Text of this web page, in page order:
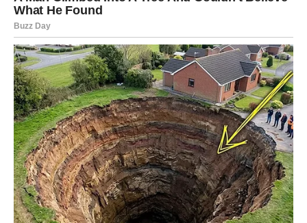
Device su znak koji često daje mnogo više nego što
dobija. Uvijek ste tu za druge, uvijek pokušavate pomoći,
ali ste često zaboravljali sebe. Sada zvijezde odlučuju da
vas nagrade.
Druga polovina maja donosi vam uspjeh i osjećaj ponosa.
Mnogi pripadnici ovog znaka će riješiti problem koji ih
dugo prati. Na poslovnom planu moguće su velike
promjene koje će vam donijeti više novca i sigurnosti.
Ljubavni život takođe ulazi u mnogo ljepšu fazu. Neko bi
mogao pokazati iskrena osjećanja prema vama, a Device